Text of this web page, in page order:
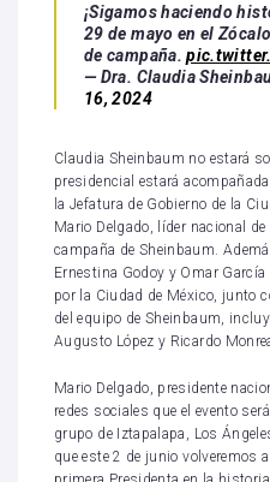
¡Sigamos haciendo
29 de mayo en el
de campaña.
— Dra. Claudia
16, 2024
Claudia Sheinbaum no estará
presidencial estará
la Jefatura de Gobierno de la
Mario Delgado, líder nacional
campaña de Sheinbaum.
Ernestina Godoy y Omar
por la Ciudad de México, junto
del equipo de Sheinbaum,
Augusto López y Ricardo
Mario Delgado, presidente
redes sociales que el evento
grupo de Iztapalapa, Los
que este 2 de junio volveremos